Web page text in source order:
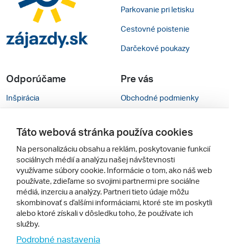
Parkovanie pri letisku
Cestovné poistenie
Darčekové poukazy
Odporúčame
Inšpirácia
Cestovné kancelárie
Zájezdy.cz
Pre vás
Obchodné podmienky
Nastavenie cookies
Mobilná verzia webu
Sledujte nás
Táto webová stránka používa cookies
Na personalizáciu obsahu a reklám, poskytovanie funkcií
sociálnych médií a analýzu našej návštevnosti
využívame súbory cookie. Informácie o tom, ako náš web
používate, zdieľame so svojimi partnermi pre sociálne
médiá, inzerciu a analýzy. Partneri tieto údaje môžu
skombinovať s ďalšími informáciami, ktoré ste im poskytli
alebo ktoré získali v dôsledku toho, že používate ich
služby.
Podrobné nastavenia